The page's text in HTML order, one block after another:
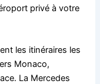
privé à votre
les itinéraires les
Monaco,
La Mercedes